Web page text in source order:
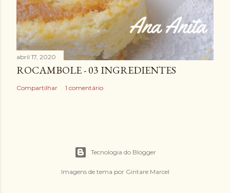
abril 17, 2020
ROCAMBOLE - 03 INGREDIENTES
Compartilhar 1 comentário
Tecnologia do Blogger
Imagens de tema por Gintare Marcel